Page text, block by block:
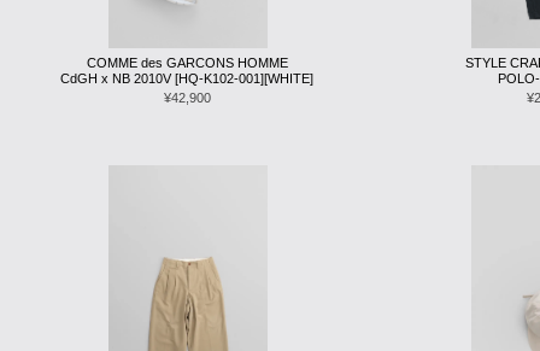
COMME des GARCONS HOMME
CdGH x NB 2010V [HQ-K102-001][WHITE]
¥42,900
STYLE